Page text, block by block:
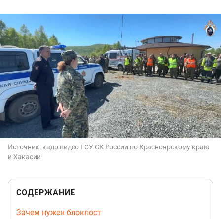
Источник: кадр видео ГСУ СК России по Красноярскому краю
и Хакасии
СОДЕРЖАНИЕ
Зачем нужен блокпост